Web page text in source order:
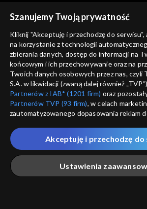
Rok w ogrodzie
22.07.2023
Rok w
Rok w ogrodzie
08.07.2023
Rok w
Szanujemy Twoją prywatność
Kliknij "Akceptuję i przechodzę do serwisu",
na korzystanie z technologii
zbierania danych, dostęp do informacji na
końcowym i ich przechowywanie oraz na
Twoich danych osobowych przez nas, czyli
S.A. w likwidacji (zwaną dalej również
Partnerów z IAB* (1201 firm) oraz
Partnerów TVP (93 firm), w celach
zautomatyzowanego dopasowania reklam
które wskazujemy poniżej, a także zgody na
przez nas identyfikatora PPID do Google.
Twoje dane osobowe zbierane podczas
Ciebie naszych
poszczególnych serwisów
„Portalem”, w tym informacje zapisywane
Ustawienia
Akceptuję i przechodzę do